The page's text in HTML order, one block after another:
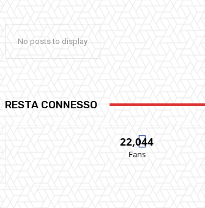
No posts to display
RESTA CONNESSO
22,044
Fans